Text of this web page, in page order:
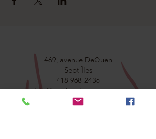
469, avenue DeQuen
Sept-Îles
418 968-2436
info@soutienalasource.com
gestion@soutienalasource.com